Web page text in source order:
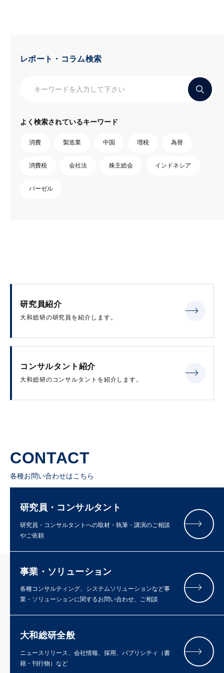
レポート・コラム検索
よく検索されているキーワード
消費 製造業 中国 増税 為替
消費税 会社法 株主総会 インドネシア
バーゼル
研究員紹介
大和総研の研究員を紹介します。
コンサルタント紹介
大和総研のコンサルタントを紹介します。
CONTACT
各種お問い合わせはこちら
研究員・コンサルタント
研究員・コンサルタントへの取材・執筆・講演のご相談
やご依頼
事業・ソリューション
各種コンサルティング、システムソリューションなど事
業・ソリューションに関するお問い合わせ、ご相談
大和総研全般
ニュースリリース、会社情報、採用、パブリシティ（書
籍・刊行物）など